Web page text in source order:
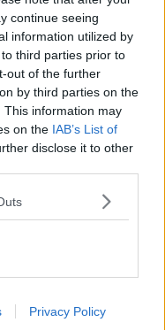
continue seeing
information utilized by
third parties prior to
out of the further
by third parties on the
This information may
on the IAB’s List of
disclose it to other
Privacy Policy